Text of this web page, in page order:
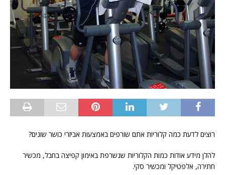
רוצים לדעת כמה קלוריות אתם שורפים באמצעות אביזרי כושר שונים?
להלן מידע אודות כמות הקלוריות שנשרפת באימון קפיצה בחבל, מכשיר
חתירה, אלפטיקל ומכשיר סקי.